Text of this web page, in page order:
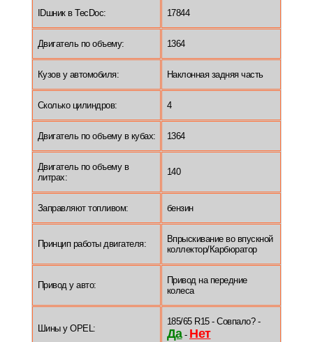
IDшник в TecDoc: 17844
Двигатель по объему: 1364
Кузов у автомобиля: Наклонная задняя часть
Сколько цилиндров: 4
Двигатель по объему в кубах: 1364
Двигатель по объему в
литрах:
140
Заправляют топливом: бензин
Принцип работы двигателя:
Впрыскивание во впускной
коллектор/Карбюратор
Привод у авто:
Привод на передние
колеса
Шины у OPEL:
185/65 R15 - Совпало? -
Да- Нет